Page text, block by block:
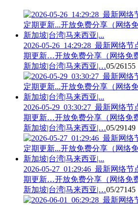
2026-05-26_14:29:28_最新网络
期更新…开放免费分享（网络免
新加坡|台湾|马来西亚|…05/26155
2026-05-29_03:30:27_最新网络
期更新…开放免费分享（网络免
新加坡|台湾|马来西亚|…05/29149
2026-05-27_01:29:46_最新网络
期更新…开放免费分享（网络免
新加坡|台湾|马来西亚|…05/27145